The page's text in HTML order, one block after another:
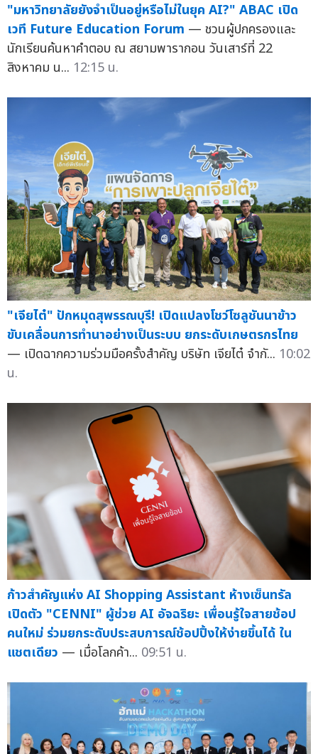
"มหาวิทยาลัยยังจำเป็นอยู่หรือไม่ในยุค AI?" ABAC เปิด
เวที Future Education Forum — ชวนผู้ปกครองและ
นักเรียนค้นหาคำตอบ ณ สยามพารากอน วันเสาร์ที่ 22
สิงหาคม น... 12:15 น.
"เจียไต๋" ปักหมุดสุพรรณบุรี! เปิดแปลงโชว์โซลูชันนาข้าว
ขับเคลื่อนการทำนาอย่างเป็นระบบ ยกระดับเกษตรกรไทย
— เปิดฉากความร่วมมือครั้งสำคัญ บริษัท เจียไต๋ จำกั... 10:02
น.
ก้าวสำคัญแห่ง AI Shopping Assistant ห้างเซ็นทรัล
เปิดตัว "CENNI" ผู้ช่วย AI อัจฉริยะ เพื่อนรู้ใจสายช้อป
คนใหม่ ร่วมยกระดับประสบการณ์ช้อปปิ้งให้ง่ายขึ้นได้ ใน
แชตเดียว — เมื่อโลกค้า... 09:51 น.